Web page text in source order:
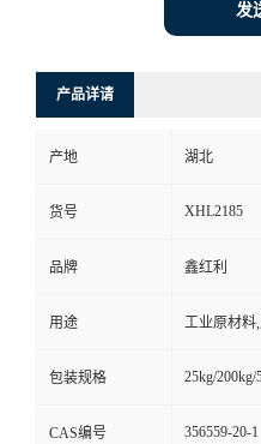
发
产品详请
产地 湖北
货号 XHL2185
品牌 鑫红利
用途 工业原材料
包装规格 25kg/200kg/
CAS编号 356559-20-1